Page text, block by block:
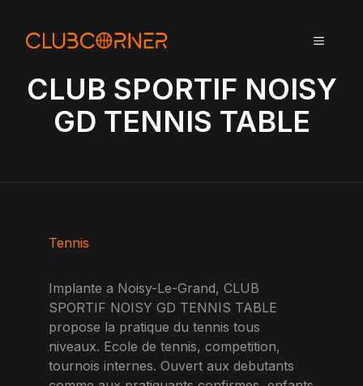
MENU
CLUB SPORTIF NOISY
GD TENNIS TABLE
Tennis
Implante a Noisy-Le-Grand, CLUB
SPORTIF NOISY GD TENNIS TABLE
propose la pratique du tennis tous
niveaux. Ecole de tennis, competition,
tournois internes. Ouvert aux debutants